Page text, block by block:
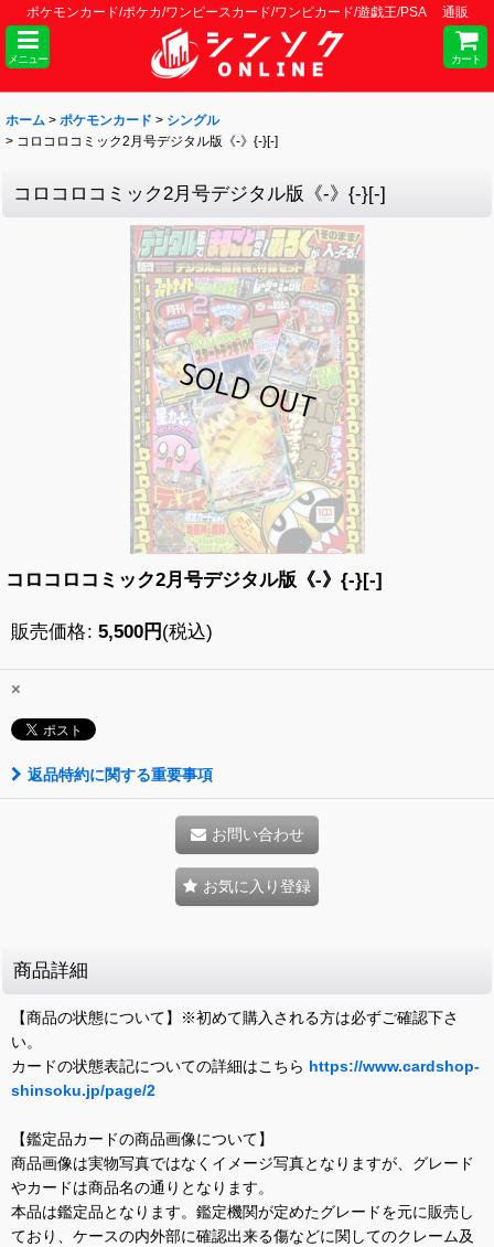
ポケモンカード/ポケカ/ワンピースカード/ワンピカード/遊戯王/PSA 通販
メニュー カート
ホーム > ポケモンカード > シングル
> コロコロコミック2月号デジタル版《-》{-}[-]
コロコロコミック2月号デジタル版《-》{-}[-]
コロコロコミック2月号デジタル版《-》{-}[-]
販売価格: 5,500円 (税込)
×
返品特約に関する重要事項
お問い合わせ
お気に入り登録
商品詳細
【商品の状態について】※初めて購入される方は必ずご確認下さ
い。
カードの状態表記についての詳細はこちら https://www.cardshop-
shinsoku.jp/page/2
【鑑定品カードの商品画像について】
商品画像は実物写真ではなくイメージ写真となりますが、グレード
やカードは商品名の通りとなります。
本品は鑑定品となります。鑑定機関が定めたグレードを元に販売し
ており、ケースの内外部に確認出来る傷などに関してのクレーム及